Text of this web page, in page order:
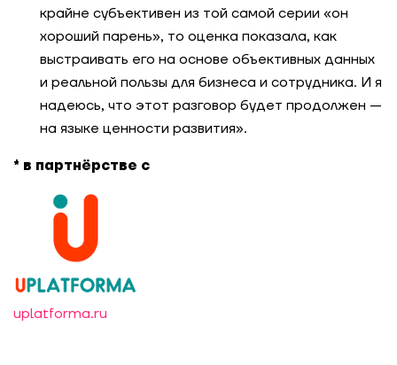
От оценки топ-команды к пересборке роли
CEO и управленческой модели компании
мониторинг прогресса компетенций в игровом
формате
быстрорастущей компании при помощи опроса
360
Как подобрать персонализированную
программу обучения для большого количества
сотрудников
крайне субъективен из той самой серии «он
хороший парень», то оценка показала, как
выстраивать его на основе объективных данных
и реальной пользы для бизнеса и сотрудника. И я
надеюсь, что этот разговор будет продолжен —
на языке ценности развития».
* в партнёрстве с
uplatforma.ru